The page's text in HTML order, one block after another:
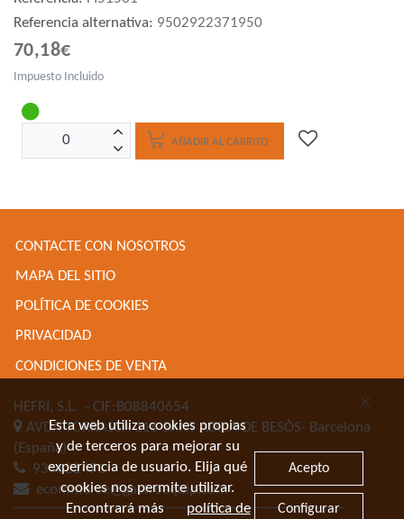
Referencia alternativa: 9502922371950
70,18€
Impuesto Incluido
AÑADIR AL CARRITO
CONTACTE CON NOSOTROS
MAPA DEL SITIO
POLÍTICA DE COOKIES
PRIVACIDAD
CONDICIONES DE VENTA
HEFRI, S.L. - CIF:B08840654
AVDA TORRASSA 116SANT ADRIA DE BESÒS- Barcelona
(España)
934622471
ecommerce@gastroequip.com
Esta web utiliza cookies propias
y de terceros para mejorar su
experiencia de usuario. Elija qué
cookies nos permite utilizar.
Encontrará más
política de
Acepto
Configurar